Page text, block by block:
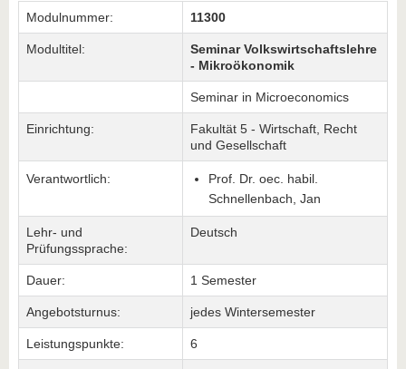
Modulnummer: 11300
Modultitel:
Seminar Volkswirtschaftslehre
- Mikroökonomik
Seminar in Microeconomics
Einrichtung:
Fakultät 5 - Wirtschaft, Recht
und Gesellschaft
Verantwortlich:
Prof. Dr. oec. habil.
Schnellenbach, Jan
Lehr- und
Prüfungssprache:
Deutsch
Dauer: 1 Semester
Angebotsturnus: jedes Wintersemester
Leistungspunkte: 6